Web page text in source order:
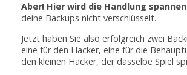
Aber! Hier wird die Handlung
deine Backups nicht verschlüsselt.
Jetzt haben Sie also erfolgreich zwei
eine für den Hacker, eine für die
den kleinen Hacker, der dasselbe Spiel